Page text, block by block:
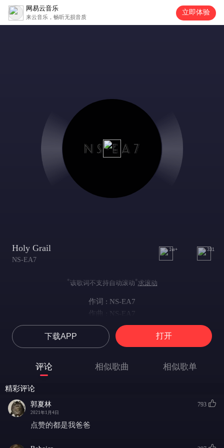
网易云音乐
来云音乐，畅听无损音质
立即体验
Holy Grail
NS-EA7
1w+ 331
*该歌词不支持自动滚动*求滚动
作词 : NS-EA7
作曲 : NS-EA7
下载APP 打开
评论 相似歌曲 相似歌单
精彩评论
郭夏林
2021年1月4日
793
点赞的都是我爸爸